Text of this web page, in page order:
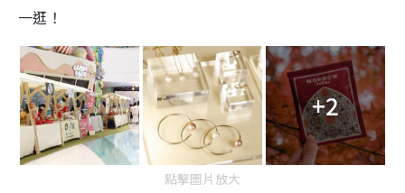
一逛！
+2
點擊圖片放大